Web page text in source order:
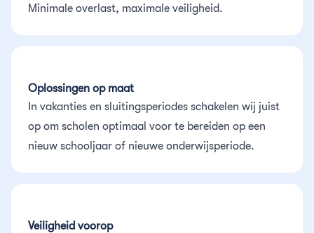
Minimale overlast, maximale veiligheid.
Oplossingen op maat
In vakanties en sluitingsperiodes schakelen wij juist
op om scholen optimaal voor te bereiden op een
nieuw schooljaar of nieuwe onderwijsperiode.
Veiligheid voorop